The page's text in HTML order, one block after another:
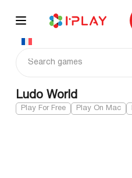
content
Ludo World
Play For Free Play On Mac